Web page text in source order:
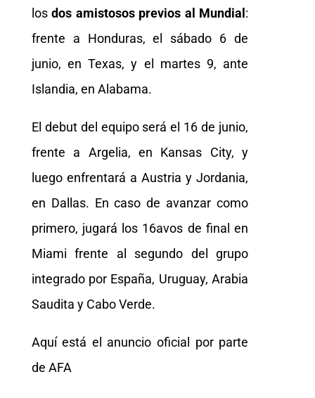
losdos amistosos previos al Mundial :
frente a Honduras, el sábado 6 de
junio, en Texas, y el martes 9, ante
Islandia, en Alabama.
El debut del equipo será el 16 de junio,
frente a Argelia, en Kansas City, y
luego enfrentará a Austria y Jordania,
en Dallas. En caso de avanzar como
primero, jugará los 16avos de final en
Miami frente al segundo del grupo
integrado por España, Uruguay, Arabia
Saudita y Cabo Verde.
Aquí está el anuncio oficial por parte
de AFA